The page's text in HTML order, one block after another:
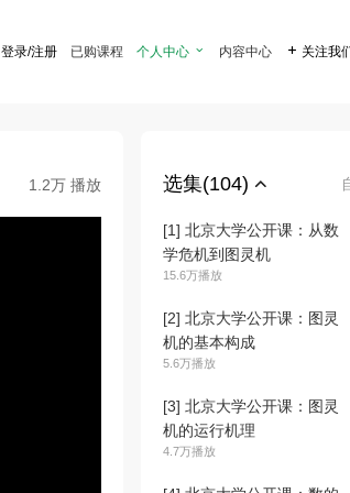
登录/注册 已购课程 个人中心  内容中心  关注我
1.2万 播放 选集(104)
[1] 北京大学公开课：从数
学危机到图灵机
15.6万播放
[2] 北京大学公开课：图灵
机的基本构成
5.6万播放
[3] 北京大学公开课：图灵
机的运行机理
4.7万播放